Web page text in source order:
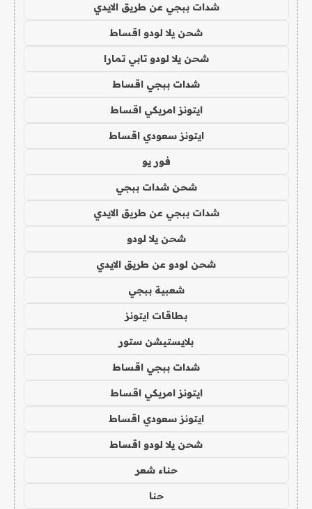
شدات ببجي عن طريق الايدي
شحن يلا لودو اقساط
شحن يلا لودو تابي تمارا
شدات ببجي اقساط
ايتونز امريكي اقساط
ايتونز سعودي اقساط
فور يو
شحن شدات ببجي
شدات ببجي عن طريق الايدي
شحن يلا لودو
شحن لودو عن طريق الايدي
شعبية ببجي
بطاقات ايتونز
بلايستيشن ستور
شدات ببجي اقساط
ايتونز امريكي اقساط
ايتونز سعودي اقساط
شحن يلا لودو اقساط
حناء شعر
حنا